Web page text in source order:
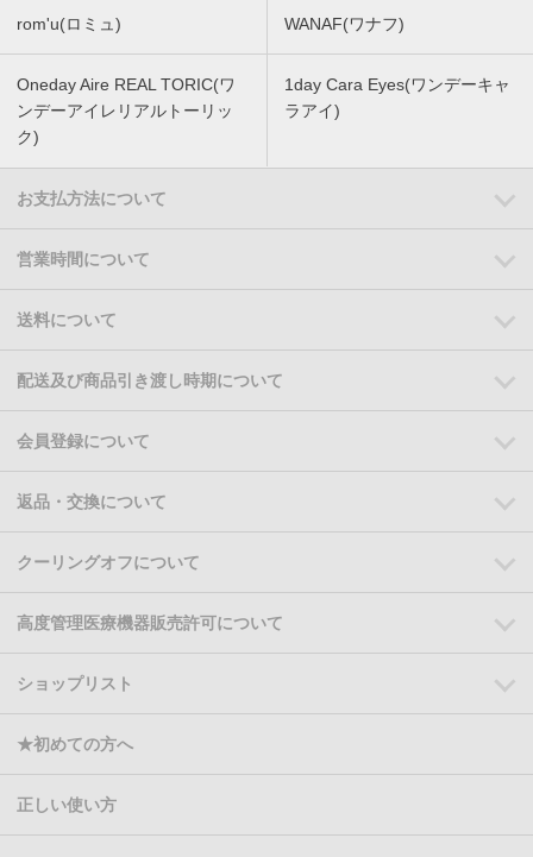
rom'u(ロミュ) WANAF(ワナフ)
Oneday Aire REAL TORIC(ワ
ンデーアイレリアルトーリッ
ク)
1day Cara Eyes(ワンデーキャ
ラアイ)
お支払方法について
営業時間について
送料について
配送及び商品引き渡し時期について
会員登録について
返品・交換について
クーリングオフについて
高度管理医療機器販売許可について
ショップリスト
★初めての方へ
正しい使い方